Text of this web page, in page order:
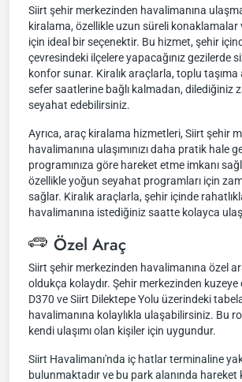
Siirt şehir merkezinden havalimanına
kiralama, özellikle uzun süreli konaklamalar
için ideal bir seçenektir. Bu hizmet, şehir
çevresindeki ilçelere yapacağınız gezilerde
konfor sunar. Kiralık araçlarla, toplu taşıma
sefer saatlerine bağlı kalmadan, dilediğiniz
seyahat edebilirsiniz.
Ayrıca, araç kiralama hizmetleri, Siirt şehir
havalimanına ulaşımınızı daha pratik hale
programınıza göre hareket etme imkanı
özellikle yoğun seyahat programları için
sağlar. Kiralık araçlarla, şehir içinde
havalimanına istediğiniz saatte kolayca
Özel Araç
Siirt şehir merkezinden havalimanına özel
oldukça kolaydır. Şehir merkezinden kuzeye
D370 ve Siirt Dilektepe Yolu üzerindeki
havalimanına kolaylıkla ulaşabilirsiniz. Bu
kendi ulaşımı olan kişiler için uygundur.
Siirt Havalimanı'nda iç hatlar terminaline
bulunmaktadır ve bu park alanında hareket